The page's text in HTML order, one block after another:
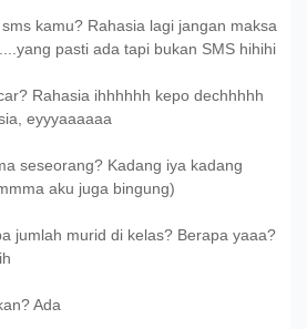
kamu? Rahasia lagi jangan maksa
pasti ada tapi bukan SMS hihihi
Rahasia ihhhhhh kepo dechhhhh
eyyyaaaaaa
seseorang? Kadang iya kadang
aku juga bingung)
jumlah murid di kelas? Berapa yaaa?
Ada